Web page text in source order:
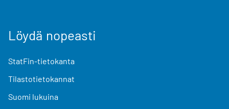
Löydä nopeasti
StatFin-tietokanta
Tilastotietokannat
Suomi lukuina